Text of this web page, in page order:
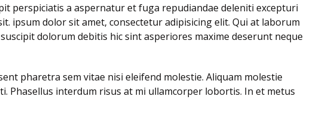
thumbs
post
perspiciatis a aspernatur et fuga repudiandae deleniti excepturi
ipsum dolor sit amet, consectetur adipisicing elit. Qui at laborum
dolorum debitis hic sint asperiores maxime deserunt neque
pharetra sem vitae nisi eleifend molestie. Aliquam molestie
Phasellus interdum risus at mi ullamcorper lobortis. In et metus